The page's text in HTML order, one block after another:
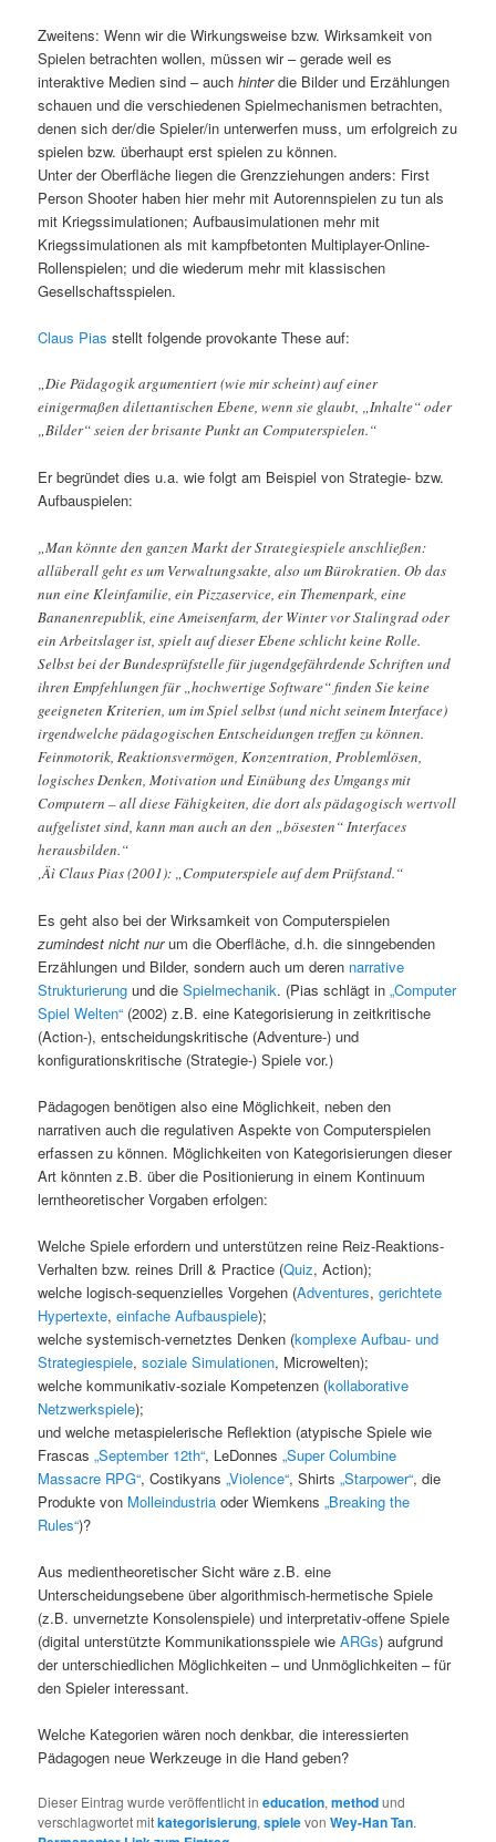
Zweitens: Wenn wir die Wirkungsweise bzw. Wirksamkeit von
Spielen betrachten wollen, müssen wir – gerade weil es
interaktive Medien sind – auchhinterdie Bilder und Erzählungen
schauen und die verschiedenen Spielmechanismen betrachten,
denen sich der/die Spieler/in unterwerfen muss, um erfolgreich zu
spielen bzw. überhaupt erst spielen zu können.
Unter der Oberfläche liegen die Grenzziehungen anders: First
Person Shooter haben hier mehr mit Autorennspielen zu tun als
mit Kriegssimulationen; Aufbausimulationen mehr mit
Kriegssimulationen als mit kampfbetonten Multiplayer-Online-
Rollenspielen; und die wiederum mehr mit klassischen
Gesellschaftsspielen.
Claus Pias stellt folgende provokante These auf:
„Die Pädagogik argumentiert (wie mir scheint) auf einer
einigermaßen dilettantischen Ebene, wenn sie glaubt, „Inhalte“ oder
„Bilder“ seien der brisante Punkt an Computerspielen.“
Er begründet dies u.a. wie folgt am Beispiel von Strategie- bzw.
Aufbauspielen:
„Man könnte den ganzen Markt der Strategiespiele anschließen:
allüberall geht es um Verwaltungsakte, also um Bürokratien. Ob das
nun eine Kleinfamilie, ein Pizzaservice, ein Themenpark, eine
Bananenrepublik, eine Ameisenfarm, der Winter vor Stalingrad oder
ein Arbeitslager ist, spielt auf dieser Ebene schlicht keine Rolle.
Selbst bei der Bundesprüfstelle für jugendgefährdende Schriften und
ihren Empfehlungen für „hochwertige Software“ finden Sie keine
geeigneten Kriterien, um im Spiel selbst (und nicht seinem Interface)
irgendwelche pädagogischen Entscheidungen treffen zu können.
Feinmotorik, Reaktionsvermögen, Konzentration, Problemlösen,
logisches Denken, Motivation und Einübung des Umgangs mit
Computern – all diese Fähigkeiten, die dort als pädagogisch wertvoll
aufgelistet sind, kann man auch an den „bösesten“ Interfaces
herausbilden.“
‚Äì Claus Pias (2001): „Computerspiele auf dem Prüfstand.“
Es geht also bei der Wirksamkeit von Computerspielen
zumindest nicht nurum die Oberfläche, d.h. die sinngebenden
Erzählungen und Bilder, sondern auch um deren narrative
Strukturierung und dieSpielmechanik. (Pias schlägt in„Computer
Spiel Welten“ (2002) z.B. eine Kategorisierung in zeitkritische
(Action-), entscheidungskritische (Adventure-) und
konfigurationskritische (Strategie-) Spiele vor.)
Pädagogen benötigen also eine Möglichkeit, neben den
narrativen auch die regulativen Aspekte von Computerspielen
erfassen zu können. Möglichkeiten von Kategorisierungen dieser
Art könnten z.B. über die Positionierung in einem Kontinuum
lerntheoretischer Vorgaben erfolgen:
Welche Spiele erfordern und unterstützen reine Reiz-Reaktions-
Verhalten bzw. reines Drill & Practice (Quiz, Action);
welche logisch-sequenzielles Vorgehen (Adventures,gerichtete
Hypertexte,einfache Aufbauspiele);
welche systemisch-vernetztes Denken (komplexe Aufbau- und
Strategiespiele,soziale Simulationen, Microwelten);
welche kommunikativ-soziale Kompetenzen (kollaborative
Netzwerkspiele);
und welche metaspielerische Reflektion (atypische Spiele wie
Frascas„September 12th“, LeDonnes„Super Columbine
Massacre RPG“, Costikyans„Violence“, Shirts„Starpower“, die
Produkte von Molleindustria oder Wiemkens„Breaking the
Rules“)?
Aus medientheoretischer Sicht wäre z.B. eine
Unterscheidungsebene über algorithmisch-hermetische Spiele
(z.B. unvernetzte Konsolenspiele) und interpretativ-offene Spiele
(digital unterstützte Kommunikationsspiele wieARGs) aufgrund
der unterschiedlichen Möglichkeiten – und Unmöglichkeiten – für
den Spieler interessant.
Welche Kategorien wären noch denkbar, die interessierten
Pädagogen neue Werkzeuge in die Hand geben?
Dieser Eintrag wurde veröffentlicht ineducation,methodund
verschlagwortet mitkategorisierung,spielevonWey-Han Tan.